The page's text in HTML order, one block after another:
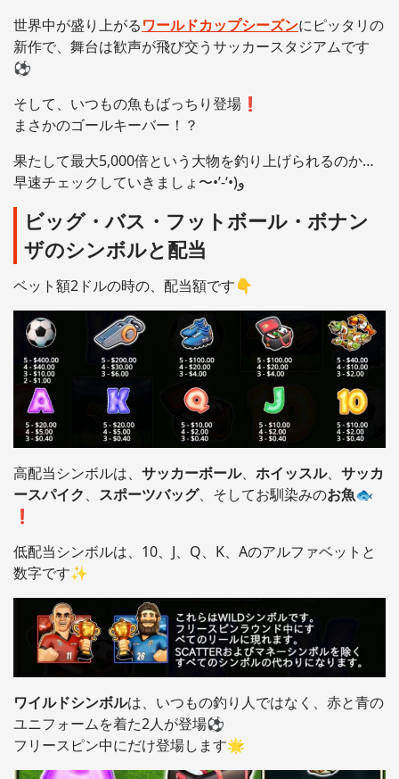
世界中が盛り上がるワールドカップシーズンにピッタリの
新作で、舞台は歓声が飛び交うサッカースタジアムです
⚽
そして、いつもの魚もばっちり登場❗️
まさかのゴールキーバー！？
果たして最大5,000倍という大物を釣り上げられるのか…
早速チェックしていきましょ〜‎•’-‘•)و
ビッグ・バス・フットボール・ボナン
ザのシンボルと配当
ベット額2ドルの時の、配当額です👇
高配当シンボルは、 サッカーボール、 ホイッスル、 サッカ
ースパイク、 スポーツバッグ、そしてお馴染みのお魚🐟
❗️
低配当シンボルは、10、J、Q、K、Aのアルファベットと
数字です✨
ワイルドシンボルは、いつもの釣り人ではなく、赤と青の
ユニフォームを着た2人が登場⚽️
フリースピン中にだけ登場します🌟